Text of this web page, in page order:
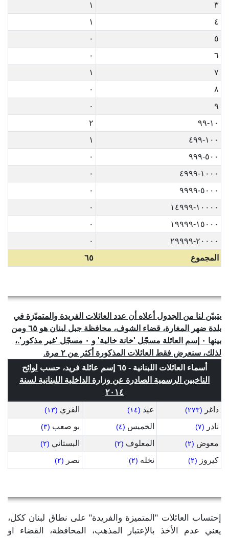
٣
١
٤
١
٥
٠
٦
٠
٧
١
٨
٠
٩
٠
١٠-٩٩
٢
١٠٠-٤٩٩
١
٥٠٠-٩٩٩
٠
١٠٠٠-٤٩٩٩
٠
٥٠٠٠-٩٩٩٩
٠
١٠٠٠٠-١٤٩٩٩
٠
١٥٠٠٠-١٩٩٩٩
٠
٢٠٠٠٠-٢٩٩٩٩
٠
المجموع
٦٥
يتبيّن لنا من الجدول أعلاه أن عدد العائلات الفريدة والمتميّزة في
بلدة ضهر المغارة، قضاء الشوف، محافظة جبل لبنان هو ٦٥ ومن
بينها ٠ إسم العائلة مسجّل 'خانة خالية' و ٠ مسجّل 'غير مذكور'.،
لذلك، سنعرض فقط العائلات المذكورة أكثر من ٢ مرة.
أسماء العائلات اللبنانية - ٦٥ إسم عائلة فريد، حسب
لوائح
الناخبين الرسمية الصادرة عن وزارة الداخلية اللبنانية لسنة
٢٠١٤
داغر (٢٧٣) عيد (١٤) القزي (١٣)
نادر (٧) الخميس (٤) بو صعب (٣)
معوض (٢) المعلوف (٢) البستاني (٢)
كيروز (٢) نخله (٢) نصر (٢)
إحتساب العائلات "المتميزة والفريدة" على نطاق لبنان ككل،
يعني عدم الأخذ بالإعتبار المذهب، المحافظة، القضاء او